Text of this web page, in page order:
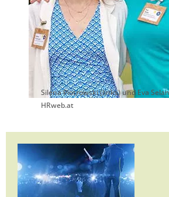
Silena Piotrowski (links) und Eva
HRweb.at